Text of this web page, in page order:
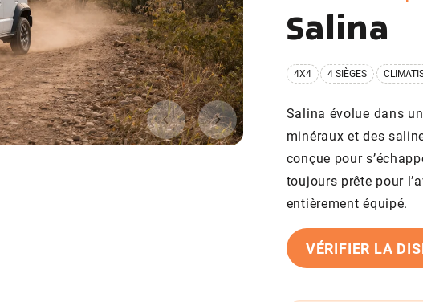
Salina
4X4 4 SIÈGES
Salina évolue dans
minéraux et des
conçue pour
toujours prête pour
entièrement équipé.
VÉRIFIER LA